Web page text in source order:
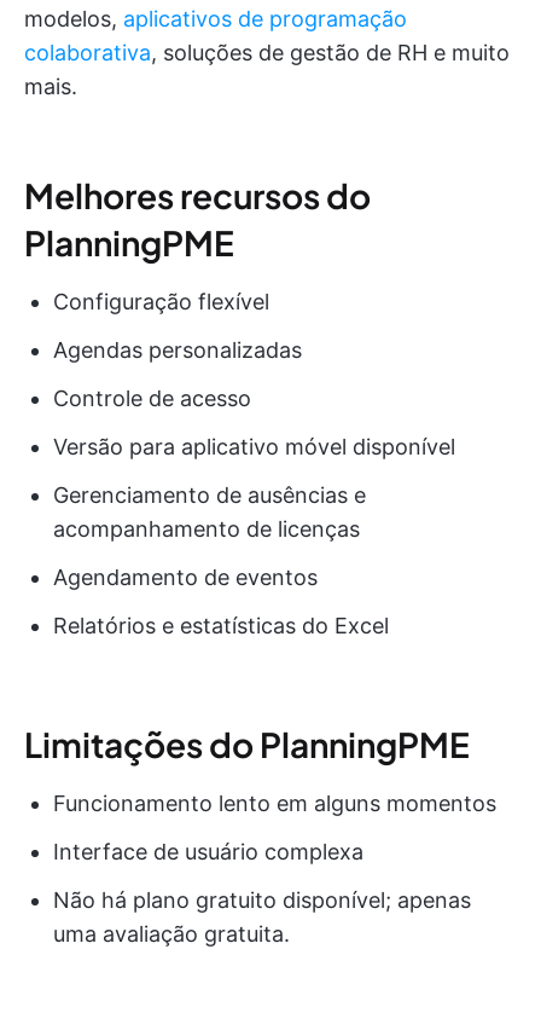
modelos, aplicativos de programação
colaborativa, soluções de gestão de RH e muito
mais.
Melhores recursos do
PlanningPME
Configuração flexível
Agendas personalizadas
Controle de acesso
Versão para aplicativo móvel disponível
Gerenciamento de ausências e
acompanhamento de licenças
Agendamento de eventos
Relatórios e estatísticas do Excel
Limitações do PlanningPME
Funcionamento lento em alguns momentos
Interface de usuário complexa
Não há plano gratuito disponível; apenas
uma avaliação gratuita.